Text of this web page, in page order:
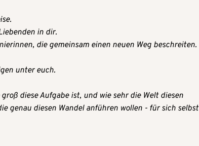
in dir.
die gemeinsam einen neuen Weg beschreiten.
unter euch.
diese Aufgabe ist, und wie sehr die Welt diesen
genau diesen Wandel anführen wollen - für sich selbst